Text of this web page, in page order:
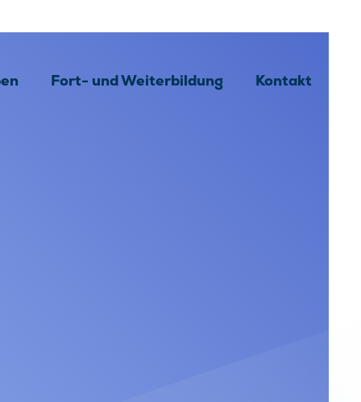
Fort- und Weiterbildung Kontakt